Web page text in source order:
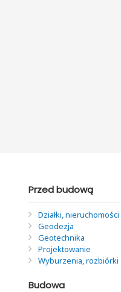
Przed budową
Działki, nieruchomości
Geodezja
Geotechnika
Projektowanie
Wyburzenia, rozbiórki
Budowa